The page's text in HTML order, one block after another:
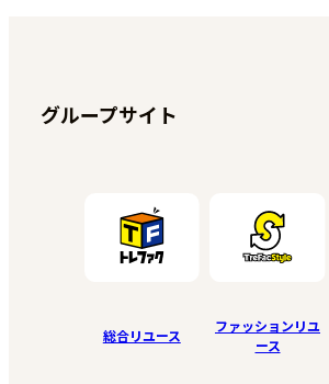
グループサイト
総合リユース
ファッションリユ
ース